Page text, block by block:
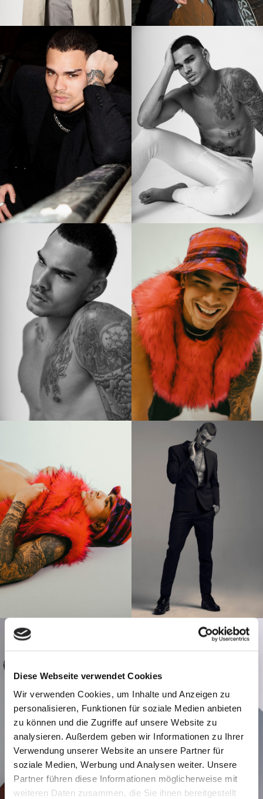
Diese Webseite verwendet Cookies
Wir verwenden Cookies, um Inhalte und Anzeigen zu
personalisieren, Funktionen für soziale Medien anbieten
zu können und die Zugriffe auf unsere Website zu
analysieren. Außerdem geben wir Informationen zu Ihrer
Verwendung unserer Website an unsere Partner für
soziale Medien, Werbung und Analysen weiter. Unsere
Partner führen diese Informationen möglicherweise mit
weiteren Daten zusammen, die Sie ihnen bereitgestellt